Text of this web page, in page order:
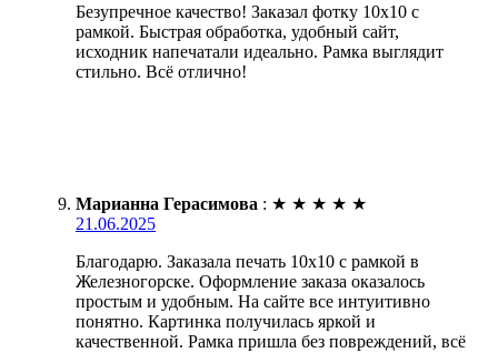
Безупречное качество! Заказал фотку 10х10 с
рамкой. Быстрая обработка, удобный сайт,
исходник напечатали идеально. Рамка выглядит
стильно. Всё отлично!
Марианна Герасимова : ★ ★ ★ ★ ★
21.06.2025
Благодарю. Заказала печать 10х10 с рамкой в
Железногорске. Оформление заказа оказалось
простым и удобным. На сайте все интуитивно
понятно. Картинка получилась яркой и
качественной. Рамка пришла без повреждений, всё